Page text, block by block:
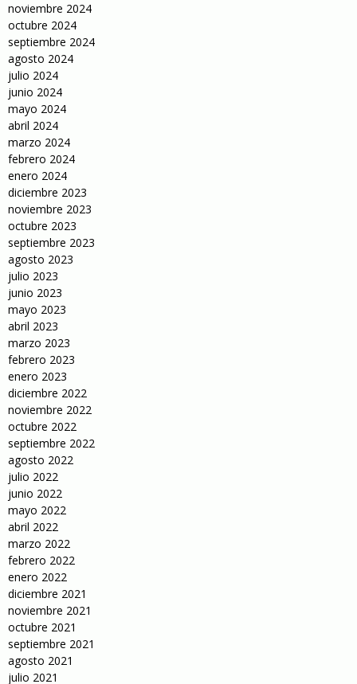
noviembre 2024
octubre 2024
septiembre 2024
agosto 2024
julio 2024
junio 2024
mayo 2024
abril 2024
marzo 2024
febrero 2024
enero 2024
diciembre 2023
noviembre 2023
octubre 2023
septiembre 2023
agosto 2023
julio 2023
junio 2023
mayo 2023
abril 2023
marzo 2023
febrero 2023
enero 2023
diciembre 2022
noviembre 2022
octubre 2022
septiembre 2022
agosto 2022
julio 2022
junio 2022
mayo 2022
abril 2022
marzo 2022
febrero 2022
enero 2022
diciembre 2021
noviembre 2021
octubre 2021
septiembre 2021
agosto 2021
julio 2021